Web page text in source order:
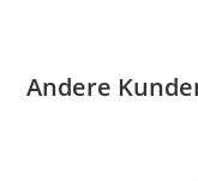
Andere